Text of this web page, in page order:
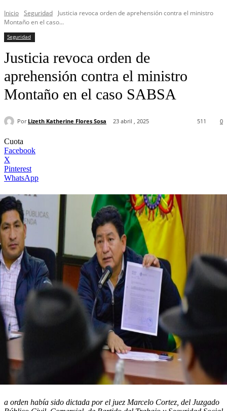
Inicio Seguridad
Justicia revoca orden de aprehensión contra el ministro
Montaño en el caso...
Seguridad
Justicia revoca orden de
aprehensión contra el ministro
Montaño en el caso SABSA
Por Lizeth Katherine Flores Sosa 23 abril , 2025 0
511
Cuota
Facebook
X
Pinterest
WhatsApp
a orden había sido dictada por el juez Marcelo Cortez, del Juzgado